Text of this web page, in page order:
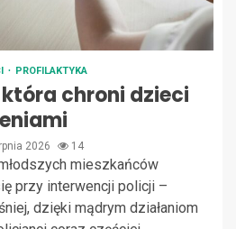
PROFILAKTYKA
chroni dzieci
2026 14
mieszkańców
przy interwencji policji –
dzięki mądrym działaniom